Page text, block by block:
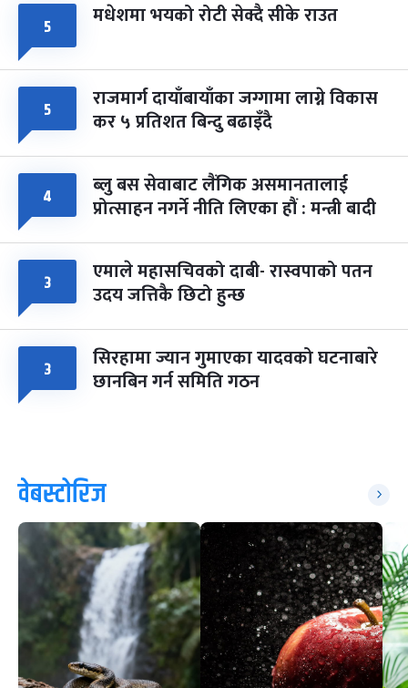
५ मधेशमा भयको रोटी सेक्दै सीके राउत
५ राजमार्ग दायाँबायाँका जग्गामा लाग्ने विकास
कर ५ प्रतिशत बिन्दु बढाइँदै
४ ब्लु बस सेवाबाट लैंगिक असमानतालाई
प्रोत्साहन नगर्ने नीति लिएका हौं : मन्त्री बादी
३ एमाले महासचिवको दाबी- रास्वपाको पतन
उदय जत्तिकै छिटो हुन्छ
३ सिरहामा ज्यान गुमाएका यादवको घटनाबारे
छानबिन गर्न समिति गठन
वेबस्टोरिज